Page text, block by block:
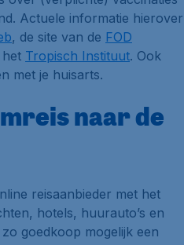
Actuele informatie hierover
, de site van de FOD
Tropisch Instituut. Ook
met je huisarts.
naar de
reisaanbieder met het
hotels, huurauto’s en
goedkoop mogelijk een